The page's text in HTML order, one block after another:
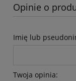
Opinie o
Imię lub
Twoja opinia: